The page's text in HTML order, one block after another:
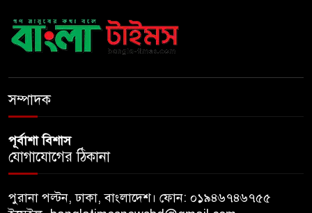
বিজয়ের মানসিকতা নিয়ে বহুদূর
সম্পাদক
পূর্বাশা বিশাস
যোগাযোগের ঠিকানা
পুরানা পল্টন, ঢাকা, বাংলাদেশ। ফোন: ০১৯৪৬৭৪৬৭৫৫